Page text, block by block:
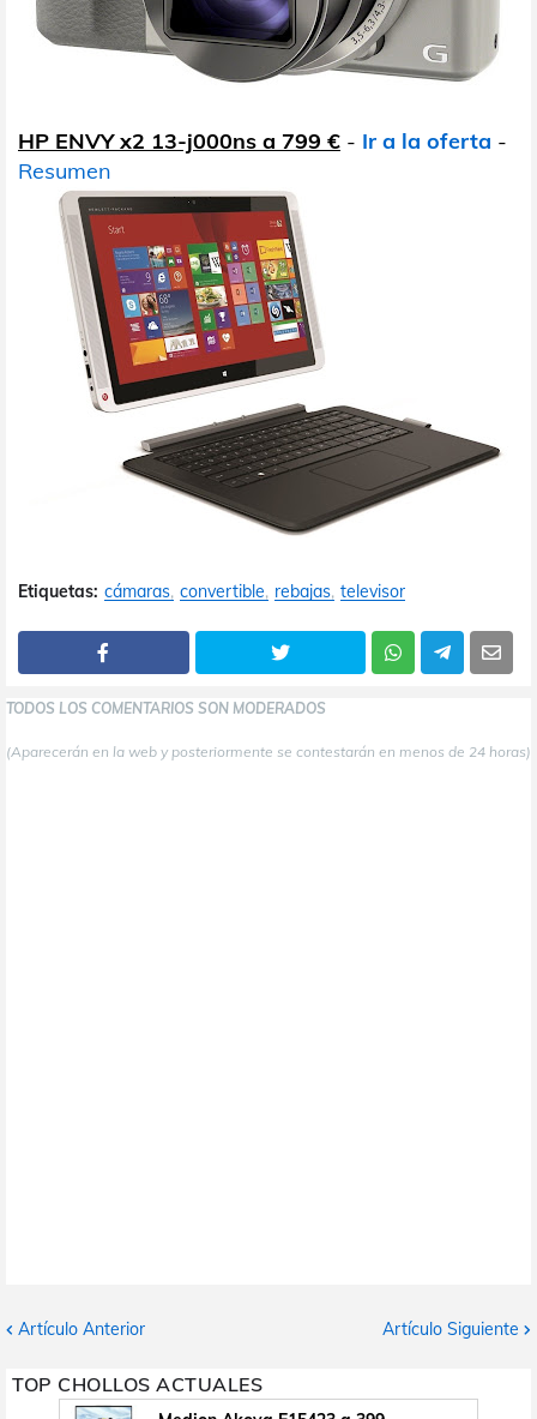
HP ENVY x2 13-j000ns a 799 € - Ir a la oferta -
Resumen
Etiquetas: cámaras convertible rebajas televisor
TODOS LOS COMENTARIOS SON MODERADOS
(Aparecerán en la web y posteriormente se contestarán en menos de 24 horas)
Artículo Anterior Artículo Siguiente
TOP CHOLLOS ACTUALES